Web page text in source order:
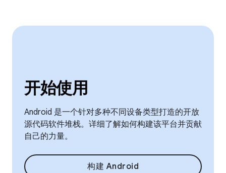
开始使用
Android 是一个针对多种不同设备类型打造的开放
源代码软件堆栈。详细了解如何构建该平台并贡献
自己的力量。
构建 Android